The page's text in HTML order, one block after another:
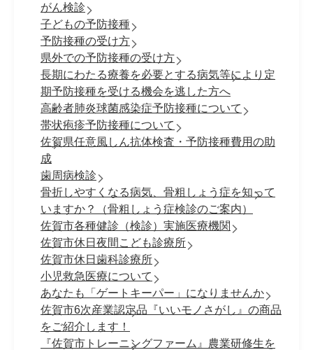
がん検診
子どもの予防接種
予防接種の受け方
県外での予防接種の受け方
長期にわたる療養を必要とする病気等により定
期予防接種を受ける機会を逃した方へ
高齢者肺炎球菌感染症予防接種について
帯状疱疹予防接種について
佐賀県任意風しん抗体検査・予防接種費用の助
成
歯周病検診
骨折しやすくなる病気、骨粗しょう症を知って
いますか？（骨粗しょう症検診のご案内）
佐賀市各種健診（検診）実施医療機関
佐賀市休日夜間こども診療所
佐賀市休日歯科診療所
小児救急医療について
あなたも「ゲートキーパー」になりませんか
佐賀市6次産業認定品『いいモノさがし』の商品
をご紹介します！
『佐賀市トレーニングファーム』農業研修生を